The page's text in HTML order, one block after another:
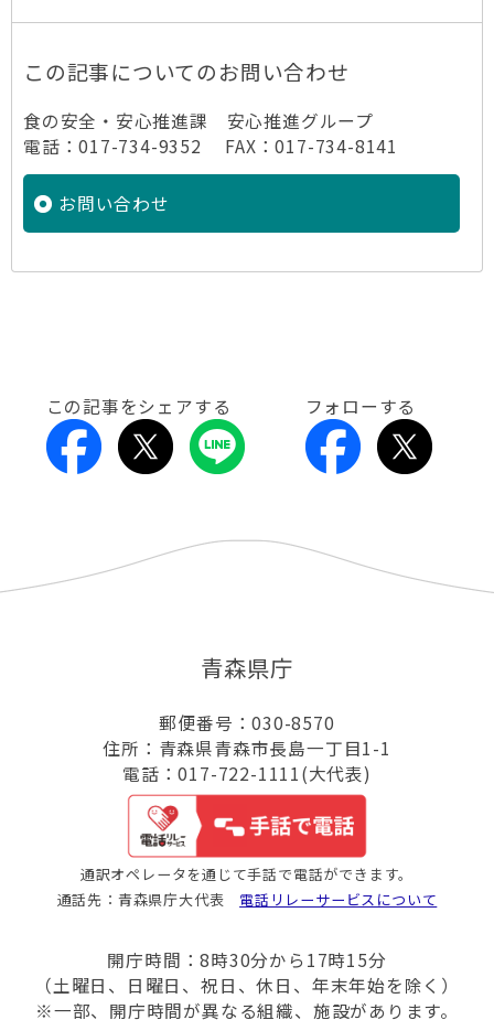
この記事についてのお問い合わせ
食の安全・安心推進課 安心推進グループ
電話：017-734-9352 FAX：017-734-8141
お問い合わせ
この記事をシェアする フォローする
青森県庁
郵便番号：030-8570
住所：青森県青森市長島一丁目1-1
電話：017-722-1111(大代表)
通訳オペレータを通じて手話で電話ができます。
通話先：青森県庁大代表 電話リレーサービスについて
開庁時間：8時30分から17時15分
（土曜日、日曜日、祝日、休日、年末年始を除く）
※一部、開庁時間が異なる組織、施設があります。